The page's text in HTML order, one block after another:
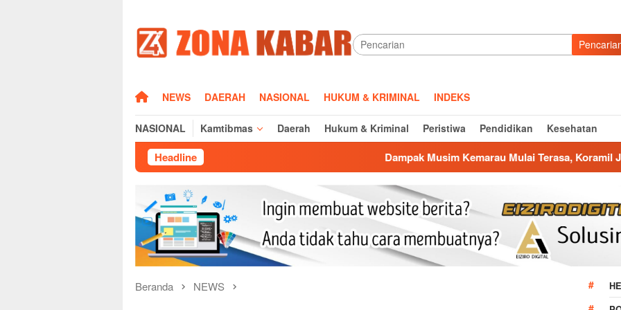
konten
HOMENEWS DAERAH NASIONAL HUKUM & KRIMINAL INDEKS
NASIONAL Kamtibmas Daerah Hukum & Kriminal Peristiwa Pendidikan Kesehatan
Headline Dampak Musim Kemarau Mulai Terasa, Koramil Jatiwangi Salurkan
Beranda NEWS